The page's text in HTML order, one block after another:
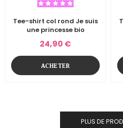
Tee-shirt col rond Je suis
une princesse bio
24,90 €
ACHETER
PLUS DE